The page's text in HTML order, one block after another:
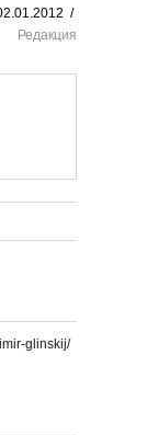
/
Редакция
glinskij/